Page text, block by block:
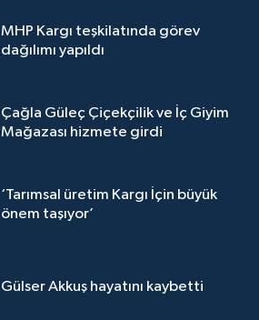
MHP Kargı teşkilatında görev
dağılımı yapıldı
Çağla Güleç Çiçekçilik ve İç Giyim
Mağazası hizmete girdi
‘Tarımsal üretim Kargı İçin büyük
önem taşıyor’
Gülser Akkuş hayatını kaybetti